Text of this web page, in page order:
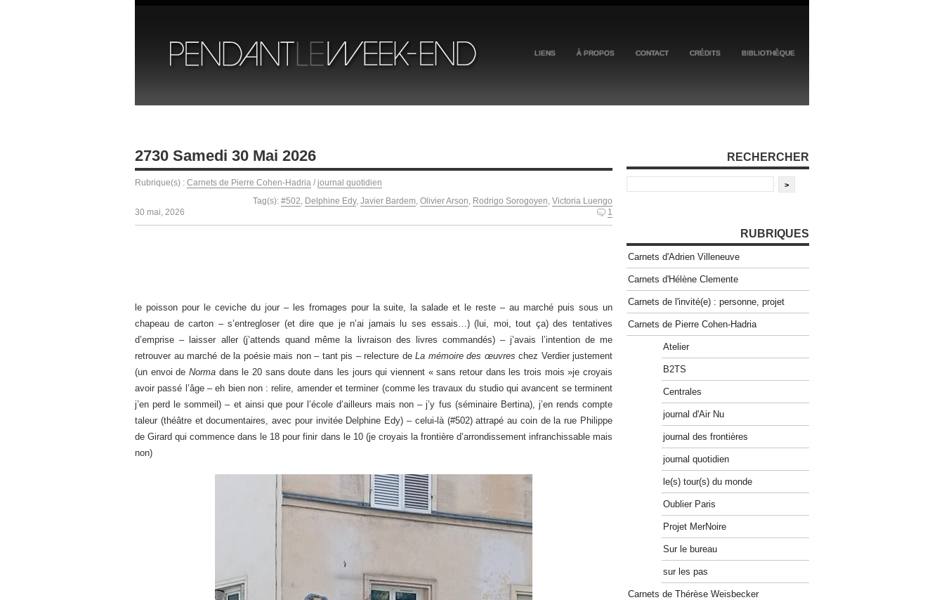
LIENS À PROPOS CONTACT CRÉDITS BIBLIOTHÈQUE
2730 Samedi 30 Mai 2026
Rubrique(s) : Carnets de Pierre Cohen-Hadria / journal quotidien
Tag(s): #502, Delphine Edy, Javier Bardem, Olivier Arson, Rodrigo Sorogoyen, Victoria Luengo
30 mai, 2026
1
le poisson pour le ceviche du jour – les fromages pour la suite, la salade et le reste – au marché puis sous un
chapeau de carton – s’entregloser (et dire que je n’ai jamais lu ses essais…) (lui, moi, tout ça) des tentatives
d’emprise – laisser aller (j’attends quand même la livraison des livres commandés) – j’avais l’intention de me
retrouver au marché de la poésie mais non – tant pis – relecture de La mémoire des œuvres chez Verdier justement
(un envoi deNorma dans le 20 sans doute dans les jours qui viennent « sans retour dans les trois mois »je croyais
avoir passé l’âge – eh bien non : relire, amender et terminer (comme les travaux du studio qui avancent se terminent
j’en perd le sommeil) – et ainsi que pour l’école d’ailleurs mais non – j’y fus (séminaire Bertina), j’en rends compte
taleur (théâtre et documentaires, avec pour invitée Delphine Edy) – celui-là (#502) attrapé au coin de la rue Philippe
de Girard qui commence dans le 18 pour finir dans le 10 (je croyais la frontière d’arrondissement infranchissable mais
non)
RECHERCHER
RUBRIQUES
Carnets d'Adrien Villeneuve
Carnets d'Hélène Clemente
Carnets de l'invité(e) : personne, projet
Carnets de Pierre Cohen-Hadria
Atelier
B2TS
Centrales
journal d'Air Nu
journal des frontières
journal quotidien
le(s) tour(s) du monde
Oublier Paris
Projet MerNoire
Sur le bureau
sur les pas
Carnets de Thérèse Weisbecker